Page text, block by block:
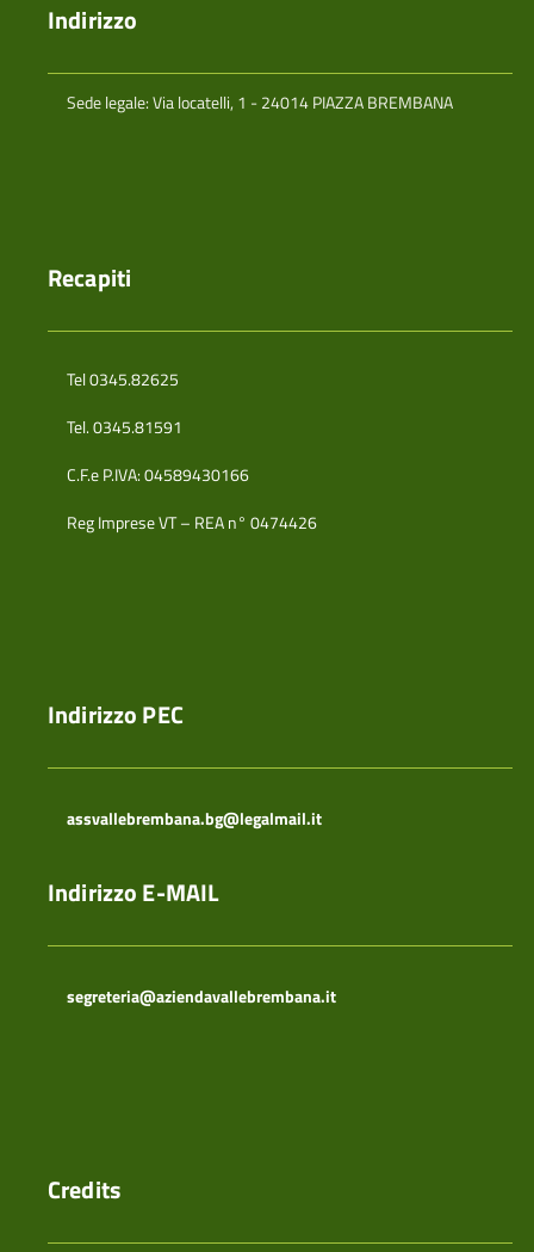
Indirizzo
Sede legale: Via locatelli, 1 - 24014 PIAZZA BREMBANA
Recapiti
Tel 0345.82625
Tel. 0345.81591
C.F.e P.IVA: 04589430166
Reg Imprese VT – REA n° 0474426
Indirizzo PEC
assvallebrembana.bg@legalmail.it
Indirizzo E-MAIL
segreteria@aziendavallebrembana.it
Credits